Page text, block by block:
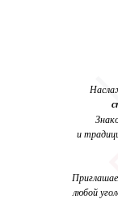
и
любой